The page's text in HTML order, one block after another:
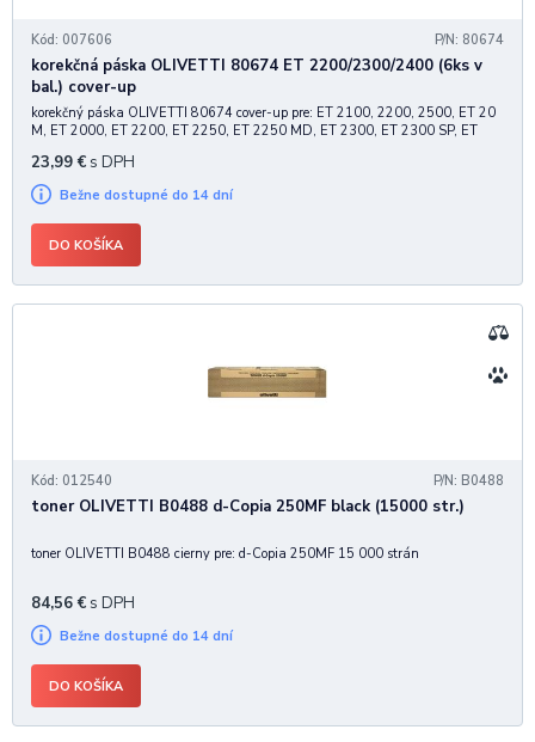
Kód: 007606 P/N: 80674
korekčná páska OLIVETTI 80674 ET 2200/2300/2400 (6ks v
bal.) cover-up
korekčný páska OLIVETTI 80674 cover-up pre: ET 2100, 2200, 2500, ET 20
M, ET 2000, ET 2200, ET 2250, ET 2250 MD, ET 2300, ET 2300 SP, ET
SP, ET 2700, ETV 2700, ETV 2700-1, ETV 2700-2,
23,99 € s DPH
Bežne dostupné do 14 dní
DO KOŠÍKA
Kód: 012540 P/N: B0488
toner OLIVETTI B0488 d-Copia 250MF black (15000 str.)
toner OLIVETTI B0488 cierny pre: d-Copia 250MF 15 000 strán
84,56 € s DPH
Bežne dostupné do 14 dní
DO KOŠÍKA